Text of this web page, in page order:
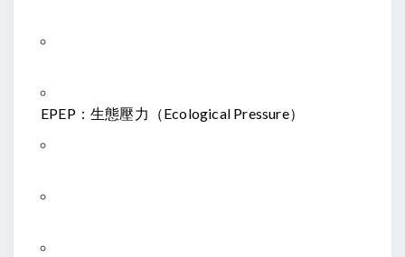
EPEP：生態壓力（Ecological Pressure）